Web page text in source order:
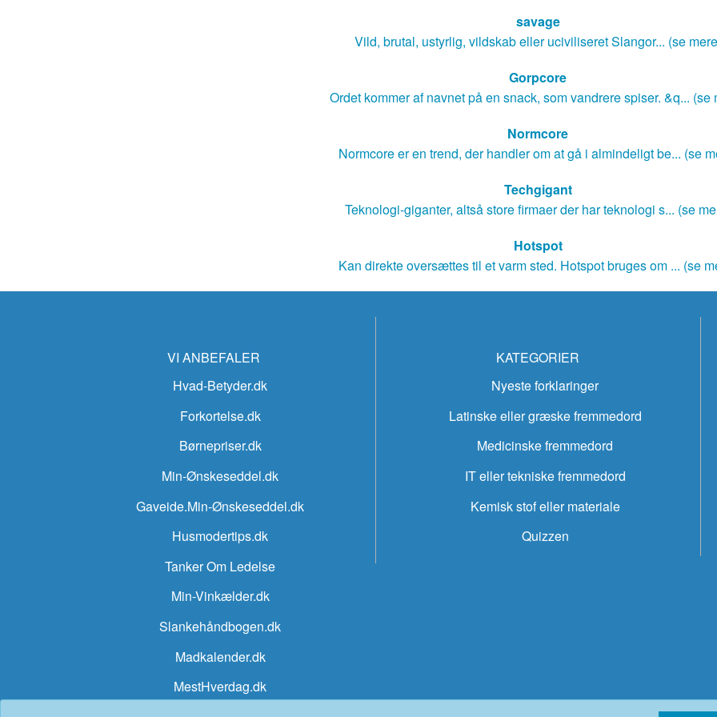
savage
Vild, brutal, ustyrlig, vildskab eller uciviliseret Slangor... (se
Gorpcore
Ordet kommer af navnet på en snack, som vandrere spiser. &q... (se
Normcore
Normcore er en trend, der handler om at gå i almindeligt be... (se
Techgigant
Teknologi-giganter, altså store firmaer der har teknologi s... (se
Hotspot
Kan direkte oversættes til et varm sted. Hotspot bruges om ... (se
VI ANBEFALER
Hvad-Betyder.dk
Forkortelse.dk
Børnepriser.dk
Min-Ønskeseddel.dk
Gaveide.Min-Ønskeseddel.dk
Husmodertips.dk
Tanker Om Ledelse
Min-Vinkælder.dk
Slankehåndbogen.dk
Madkalender.dk
MestHverdag.dk
KATEGORIER
Nyeste forklaringer
Latinske eller græske fremmedord
Medicinske fremmedord
IT eller tekniske fremmedord
Kemisk stof eller materiale
Quizzen